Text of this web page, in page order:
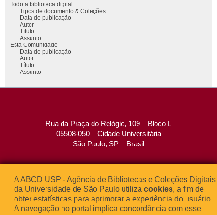
Todo a biblioteca digital
Tipos de documento & Coleções
Data de publicação
Autor
Título
Assunto
Esta Comunidade
Data de publicação
Autor
Título
Assunto
Rua da Praça do Relógio, 109 – Bloco L
05508-050 – Cidade Universitária
São Paulo, SP – Brasil
Tel: (0xx11) 3091-4195 / (0xx11) 3091-1541
Fax: (0xx11) 3091-1567
E-mail:atendimento@abcd.usp.br
A ABCD USP - Agência de Bibliotecas e Coleções Digitais
da Universidade de São Paulo utiliza cookies, a fim de
obter estatísticas para aprimorar a experiência do usuário.
A navegação no portal implica concordância com esse